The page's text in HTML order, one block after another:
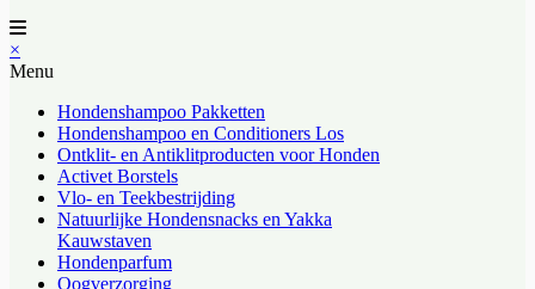
×
Menu
Hondenshampoo Pakketten
Hondenshampoo en Conditioners Los
Ontklit- en Antiklitproducten voor Honden
Activet Borstels
Vlo- en Teekbestrijding
Natuurlijke Hondensnacks en Yakka
Kauwstaven
Hondenparfum
Oogverzorging